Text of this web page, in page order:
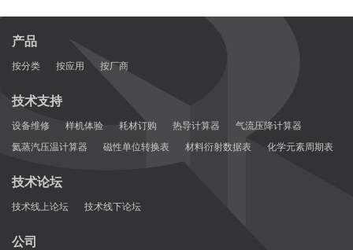
产品
按分类 按应用 按厂商
技术支持
设备维修 样机体验 耗材订购 热导计算器
气流压降计算器
氦蒸汽压温计算器
磁性单位转换表 材料衍射数据表 化学元素周期表
技术论坛
技术线上论坛 技术线下论坛
公司